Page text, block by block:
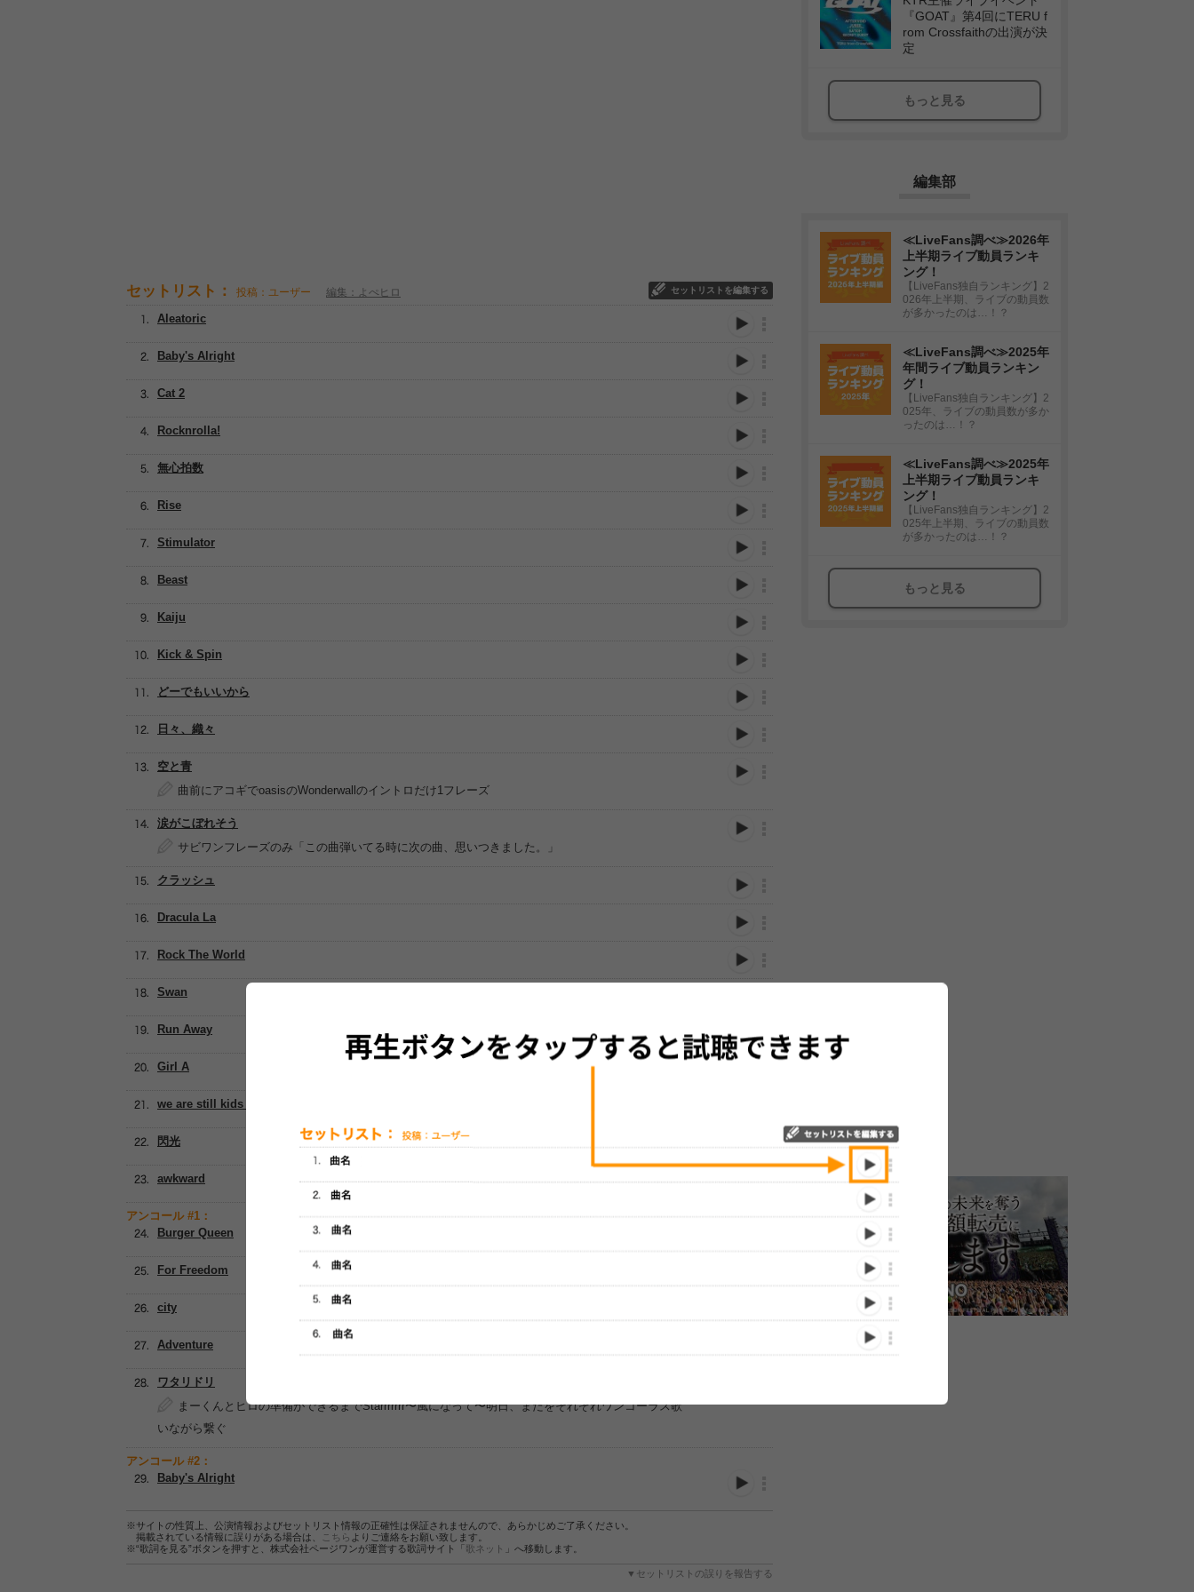
セットリスト： 投稿：ユーザー 編集：よぺヒロ セットリストを編集する
Kick & Spin
Rocknrolla!
Cat 2
Baby's Alright
無心拍数
Beast
Stimulator
Rise
Kaiju
Aleatoric
どーでもいいから
日々、織々
空と青
曲前にアコギでoasisのWonderwallのイントロだけ1フレーズ
涙がこぼれそう
サビワンフレーズのみ「この曲弾いてる時に次の曲、思いつきました。」
クラッシュ
Dracula La
Rock The World
Swan
Run Away
Girl A
we are still kids & stray cats
閃光
awkward
アンコール #1：
Burger Queen
For Freedom
city
Adventure
ワタリドリ
まーくんとヒロの準備ができるまでStarrrrrrr〜風になって〜明日、またをそれぞれワンコーラス歌
いながら繋ぐ
アンコール #2：
Baby's Alright
※サイトの性質上、公演情報およびセットリスト情報の正確性は保証されませんので、あらかじめご了承ください。
掲載されている情報に誤りがある場合は、
こちら よりご連絡をお願い致します。
※“歌詞を見る”ボタンを押すと、株式会社ページワンが運営する歌詞サイト「歌ネット 」へ移動します。
▼セットリストの誤りを報告する
『GOAT』第4回にTERU f
rom Crossfaithの出演が決
定
もっと見る
編集部
≪LiveFans調べ≫2026年
上半期ライブ動員ランキ
ング！
【LiveFans独自ランキング】2
026年上半期、ライブの動員数
が多かったのは…！？
≪LiveFans調べ≫2025年
年間ライブ動員ランキン
グ！
【LiveFans独自ランキング】2
025年、ライブの動員数が多か
ったのは…！？
≪LiveFans調べ≫2025年
上半期ライブ動員ランキ
ング！
【LiveFans独自ランキング】2
025年上半期、ライブの動員数
が多かったのは…！？
もっと見る